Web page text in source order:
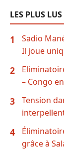
LES PLUS LUS
1
Sadio
Il joue
2
– Congo
3
Tension
4
grâce à